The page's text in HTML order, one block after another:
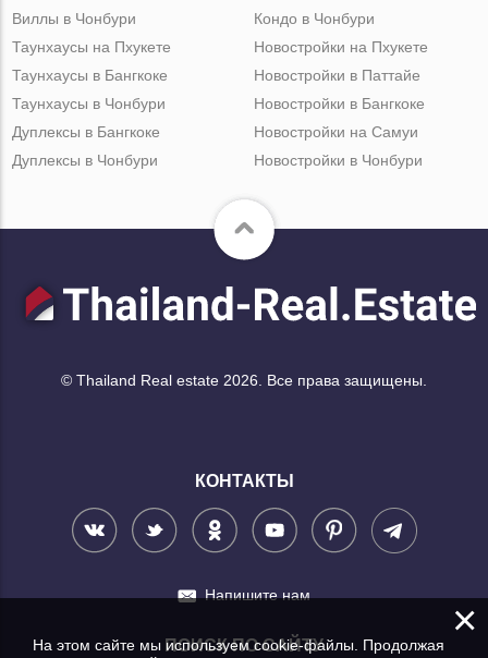
Виллы в Чонбури
Кондо в Чонбури
Таунхаусы на Пхукете
Таунхаусы в Бангкоке
Таунхаусы в Чонбури
Дуплексы в Бангкоке
Дуплексы в Чонбури
Новостройки на Пхукете
Новостройки в Паттайе
Новостройки в Бангкоке
Новостройки на Самуи
Новостройки в Чонбури
© Thailand Real estate 2026. Все права защищены.
КОНТАКТЫ
Напишите нам
ПОИСК ПО САЙТУ
×
На этом сайте мы используем cookie-файлы. Продолжая